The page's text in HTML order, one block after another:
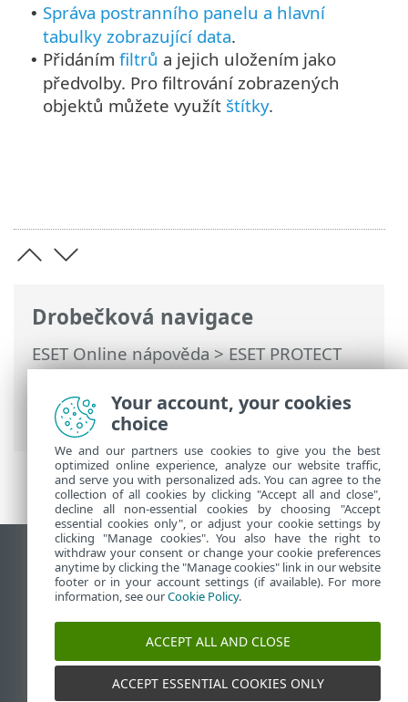
Drobečková navigace
ESET Online nápověda>ESET PROTECT
On-Prem>Používání ESET PROTECT On-
Prem>Hlavní menu ESET PROTECT On-
Prem> Další > Uživatelé zařízení
• Správa postranního panelu a hlavní
tabulky zobrazující data.
• Přidáním filtrů a jejich uložením jako
předvolby. Pro filtrování zobrazených
objektů můžete využít štítky.
Zobrazit verzi pro počítač
End of Life
ESET Databáze znalostí
ESET Forum
ESET Status Portal
Regionální podpora
Your account, your cookies
choice
We and our partners use cookies to give you the best
optimized online experience, analyze our website traffic,
and serve you with personalized ads. You can agree to the
collection of all cookies by clicking "Accept all and close",
decline all non-essential cookies by choosing "Accept
essential cookies only", or adjust your cookie settings by
clicking "Manage cookies". You also have the right to
withdraw your consent or change your cookie preferences
anytime by clicking the "Manage cookies" link in our website
footer or in your account settings (if available). For more
information, see ourCookie Policy.
ACCEPT ALL AND CLOSE
ACCEPT ESSENTIAL COOKIES ONLY